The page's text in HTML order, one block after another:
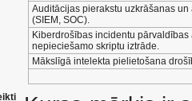
Auditācijas pierakstu uzkrāšanas
(SIEM, SOC).
Kiberdrošības incidentu
nepieciešamo skriptu iztrāde.
Mākslīgā intelekta pielietošana